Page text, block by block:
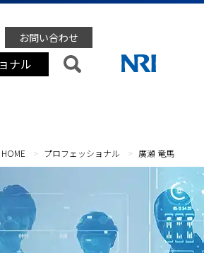
ナル
お問い合わせ
HOME プロフェッショナル 廣瀬 竜馬